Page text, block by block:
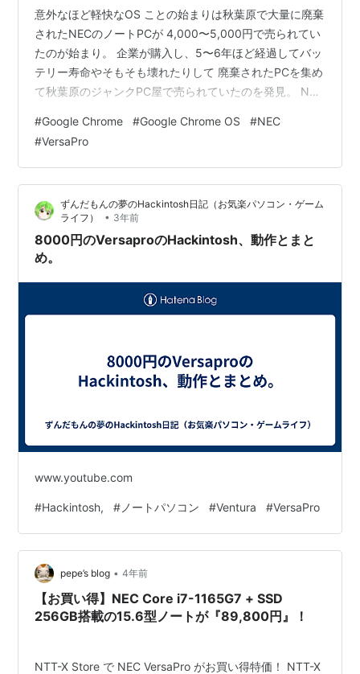
意外なほど軽快なOS ことの始まりは秋葉原で大量に廃棄
されたNECのノートPCが 4,000〜5,000円で売られてい
たのが始まり。 企業が購入し、5〜6年ほど経過してバッ
テリー寿命やそもそも壊れたりして 廃棄されたPCを集め
て秋葉原のジャンクPC屋で売られていたのを発見。 NEC
て、しかもモニターとキーボード面を繋ぐヒンジが弱い
機種らしく、ヒンジが壊れている機種が大半。 でもスペ
ックが割と良い。SSD128GBにメモリは8G、IntelのCore
i5の第8世代。 今のスペックからするとCPUはだいたい
半分くらいの性能だ。 店…
#Google Chrome #Google Chrome OS #NEC
#VersaPro
ずんだもんの夢のHackintosh日記（お気楽パソコン・ゲーム
ライフ）
• 3年前
8000円のVersaproのHackintosh、動作とまと
め。
www.youtube.com
#Hackintosh, # ノートパソコン #Ventura #VersaPro
pepe’s blog • 4年前
【お買い得】NEC Core i7-1165G7 + SSD
256GB搭載の15.6型ノートが『89,800円』！
NTT-X Store で NEC VersaPro がお買い得特価！ NTT-X